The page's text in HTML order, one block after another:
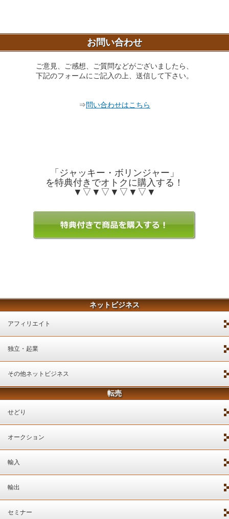
お問い合わせ
ご意見、ご感想、ご質問などがございましたら、
下記のフォームにご記入の上、送信して下さい。
⇒問い合わせはこちら
「ジャッキー・ボリンジャー」
を特典付きでオトクに購入する！
▼▽▼▽▼▽▼▽▼
ネットビジネス
アフィリエイト
独立・起業
その他ネットビジネス
転売
せどり
オークション
輸入
輸出
セミナー